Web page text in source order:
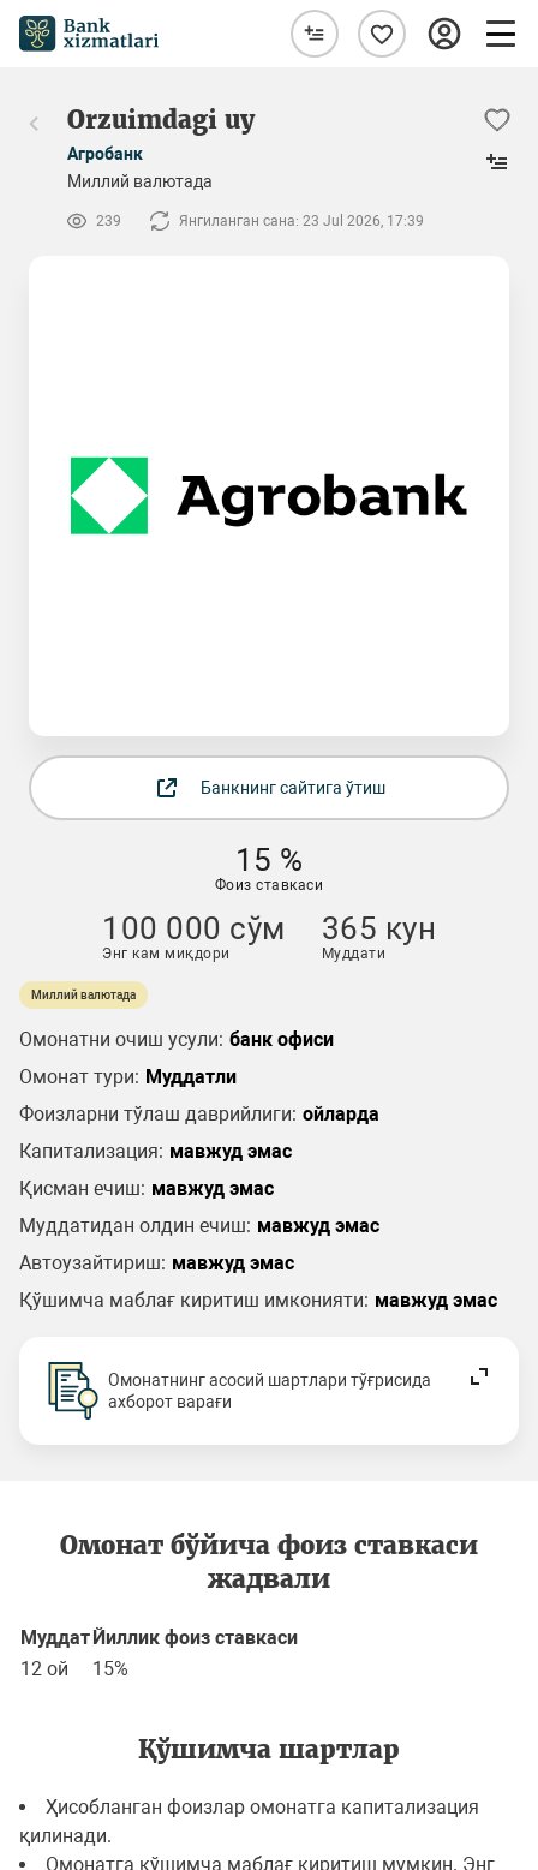
Orzuimdagi uy
Агробанк
Миллий валютада
239 Янгиланган сана: 23 Jul 2026, 17:39
Банкнинг сайтига ўтиш
15 %
Фоиз ставкаси
100 000 сўм
Энг кам миқдори
365 кун
Муддати
Миллий валютада
Омонатни очиш усули: банк офиси
Омонат тури: Муддатли
Фоизларни тўлаш даврийлиги: ойларда
Капитализация: мавжуд эмас
Қисман ечиш: мавжуд эмас
Муддатидан олдин ечиш: мавжуд эмас
Автоузайтириш: мавжуд эмас
Қўшимча маблағ киритиш имконияти: мавжуд эмас
Омонатнинг асосий шартлари тўғрисида
ахборот варағи
Омонат бўйича фоиз ставкаси
жадвали
МуддатЙиллик фоиз ставкаси
12 ой
15%
Қўшимча шартлар
Ҳисобланган фоизлар омонатга капитализация
қилинади.
Омонатга қўшимча маблағ киритиш мумкин. Энг